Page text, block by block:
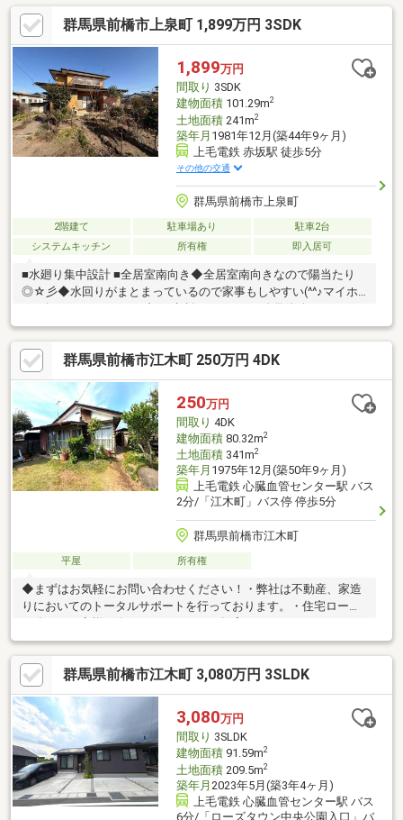
グ、防蟻工事（施工後5年保証）【おすすめポイント】・雨漏り、
構造上主要な部分の欠陥や腐食、給排水管の故障や漏水について
お引渡しより２年間保証【周辺施設】・桂萱東小学校1900ｍ（徒
歩24分）・桂萱小学校中学校3100ｍ（徒歩38分）・ツルヤローズ
タウン店1900ｍ（車5分）・セブンイレブン前橋堤町店2500ｍ
（車5分）
群馬県前橋市上泉町 1,899万円 3SDK
1,899万円
間取り 3SDK
建物面積101.29m2
土地面積241m2
築年月 1981年12月(築44年9ヶ月)
上毛電鉄 赤坂駅 徒歩5分
その他の交通
群馬県前橋市上泉町
2階建て 駐車場あり
駐車2台
システムキッチン
所有権 即入居可
■水廻り集中設計 ■全居室南向き◆全居室南向きなので陽当たり
◎☆彡◆水回りがまとまっているので家事もしやすい(^^♪マイホ
住宅購入できます!■他社様でご紹介されている物件も一緒にご提
案できます。■他社様や過去にローンお断りされた方。ローンに
自信あります。■平日のご見学希望大歓迎です。ご見学予約は
0120-919-727【通話料無料】までお気軽にお電話ください。スマ
ートフォンの方は青いバナーより、お問い合わせいただけます。
群馬県前橋市江木町 250万円 4DK
250万円
間取り 4DK
建物面積80.32m2
土地面積341m2
築年月 1975年12月(築50年9ヶ月)
上毛電鉄 心臓血管センター駅 バス
2分/「江木町」バス停 停歩5分
群馬県前橋市江木町
平屋 所有権
◆まずはお気軽にお問い合わせください！・弊社は不動産、家造
りにおいてのトータルサポートを行っております。・住宅ローン
す。・スタッフ一同、誠心誠意ご対応させていただきます！◆経
験知識が豊富なスタッフが在籍！迅速な対応を心掛けておりま
す。・お問合せを受けてから即日ご対応をさせていただきま
す。・その他物件情報も多数ございます！お気軽にお問い合わせ
ください。
群馬県前橋市江木町 3,080万円 3SLDK
3,080万円
間取り 3SLDK
建物面積91.59m2
土地面積209.5m2
築年月 2023年5月(築3年4ヶ月)
上毛電鉄 心臓血管センター駅 バス
6分/「ローズタウン中央公園入口」バ